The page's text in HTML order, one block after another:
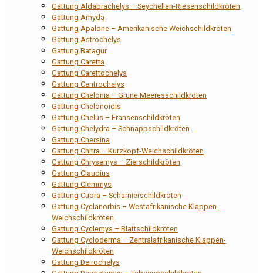
Gattung Aldabrachelys – Seychellen-Riesenschildkröten
Gattung Amyda
Gattung Apalone – Amerikanische Weichschildkröten
Gattung Astrochelys
Gattung Batagur
Gattung Caretta
Gattung Carettochelys
Gattung Centrochelys
Gattung Chelonia – Grüne Meeresschildkröten
Gattung Chelonoidis
Gattung Chelus – Fransenschildkröten
Gattung Chelydra – Schnappschildkröten
Gattung Chersina
Gattung Chitra – Kurzkopf-Weichschildkröten
Gattung Chrysemys – Zierschildkröten
Gattung Claudius
Gattung Clemmys
Gattung Cuora – Scharnierschildkröten
Gattung Cyclanorbis – Westafrikanische Klappen-
Weichschildkröten
Gattung Cyclemys – Blattschildkröten
Gattung Cycloderma – Zentralafrikanische Klappen-
Weichschildkröten
Gattung Deirochelys